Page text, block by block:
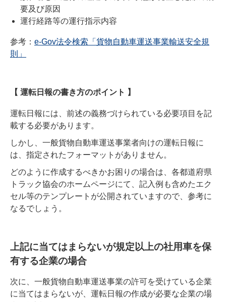
要及び原因
運行経路等の運行指示内容
参考： e-Gov法令検索「貨物自動車運送事業輸送安全規
則」
【 運転日報の書き方のポイント 】
運転日報には、前述の義務づけられている必要項目を記
載する必要があります。
しかし、一般貨物自動車運送事業者向けの運転日報に
は、指定されたフォーマットがありません。
どのように作成するべきかお困りの場合は、各都道府県
トラック協会のホームページにて、記入例も含めたエク
セル等のテンプレートが公開されていますので、参考に
なるでしょう。
上記に当てはまらないが規定以上の社用車を保
有する企業の場合
次に、一般貨物自動車運送事業の許可を受けている企業
に当てはまらないが、運転日報の作成が必要な企業の場